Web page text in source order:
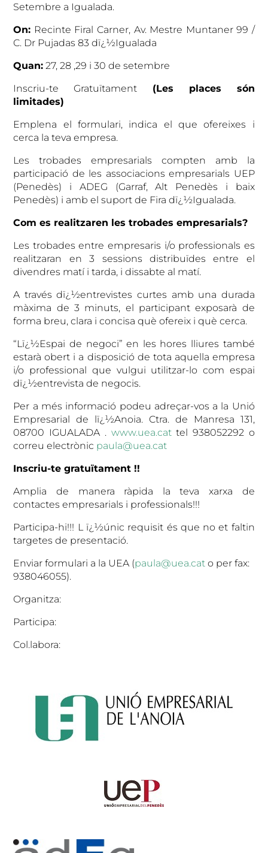
Setembre a Igualada.
On: Recinte Firal Carner, Av. Mestre Muntaner 99 /
C. Dr Pujadas 83 dï¿½Igualada
Quan: 27, 28 ,29 i 30 de setembre
Inscriu-te Gratuïtament (Les places són
limitades)
Emplena el formulari, indica el que ofereixes i
cerca la teva empresa.
Les trobades empresarials compten amb la
participació de les associacions empresarials UEP
(Penedès) i ADEG (Garraf, Alt Penedès i baix
Penedès) i amb el suport de Fira dï¿½Igualada.
Com es realitzaren les trobades empresarials?
Les trobades entre empresaris i/o professionals es
realitzaran en 3 sessions distribuïdes entre el
divendres matí i tarda, i dissabte al matí.
A través dï¿½entrevistes curtes amb una durada
màxima de 3 minuts, el participant exposarà de
forma breu, clara i concisa què ofereix i què cerca.
“Lï¿½Espai de negoci” en les hores lliures també
estarà obert i a disposició de tota aquella empresa
i/o professional que vulgui utilitzar-lo com espai
dï¿½entrevista de negocis.
Per a més informació podeu adreçar-vos a la Unió
Empresarial de lï¿½Anoia. Ctra. de Manresa 131,
08700 IGUALADA . www.uea.cat tel 938052292 o
correu electrònic paula@uea.cat
Inscriu-te gratuïtament !!
Amplia de manera ràpida la teva xarxa de
contactes empresarials i professionals!!!
Participa-hi!!! L ï¿½únic requisit és que no et faltin
targetes de presentació.
Enviar formulari a la UEA (paula@uea.cat o per fax:
938046055).
Organitza:
Participa:
Col.labora: